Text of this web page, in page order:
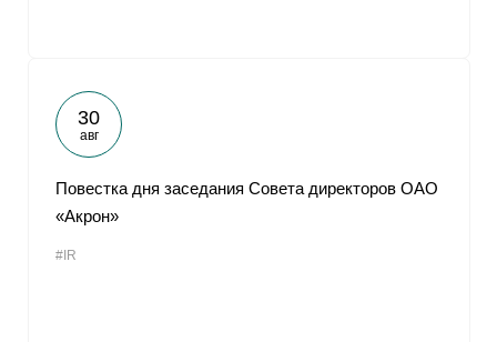
30
авг
Повестка дня заседания Совета директоров ОАО
«Акрон»
#IR